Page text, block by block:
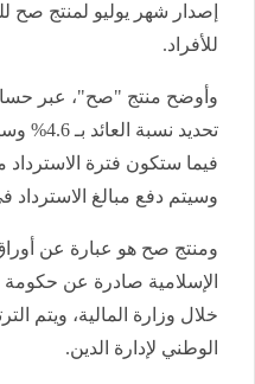
إصدار شهر يوليو لمنتج
للأفراد.
وأوضح منتج "صح"، عبر
وسيتم دفع مبالغ الاسترداد في يوم
ومنتج صح هو عبارة عن
الإسلامية صادرة عن حكومة
خلال وزارة المالية، ويتم
الوطني لإدارة الدين.